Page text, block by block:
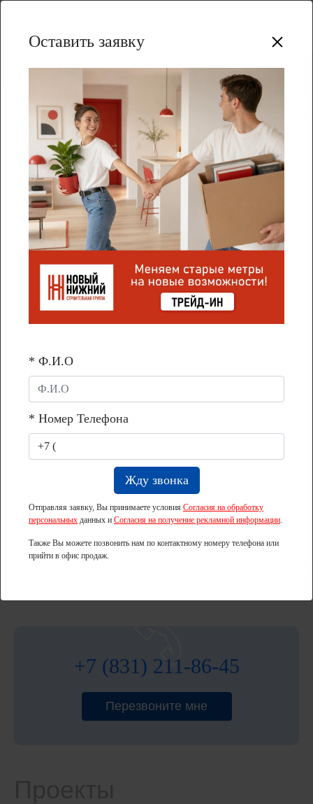
Как вернуть часть налога при покупке
жилья?
Перед покупкой квартиры важно изучить
существующие сейчас на рынке финансовые
инструменты, чтобы сделать приобретение
жилья более выгодным. Покупатель квартиры в
новостройке может уменьшить ипотечную
нагрузку, вернув часть налога.
О том, как получить налоговый
+7 (831) 211-86-45
Перезвоните мне
Оставить заявку
* Ф.И.О
* Номер Телефона
Отправляя заявку, Вы принимаете условия Согласия на обработку
персональных данных и Согласия на получение рекламной информации.
Также Вы можете позвонить нам по контактному номеру телефона или
прийти в офис продаж.